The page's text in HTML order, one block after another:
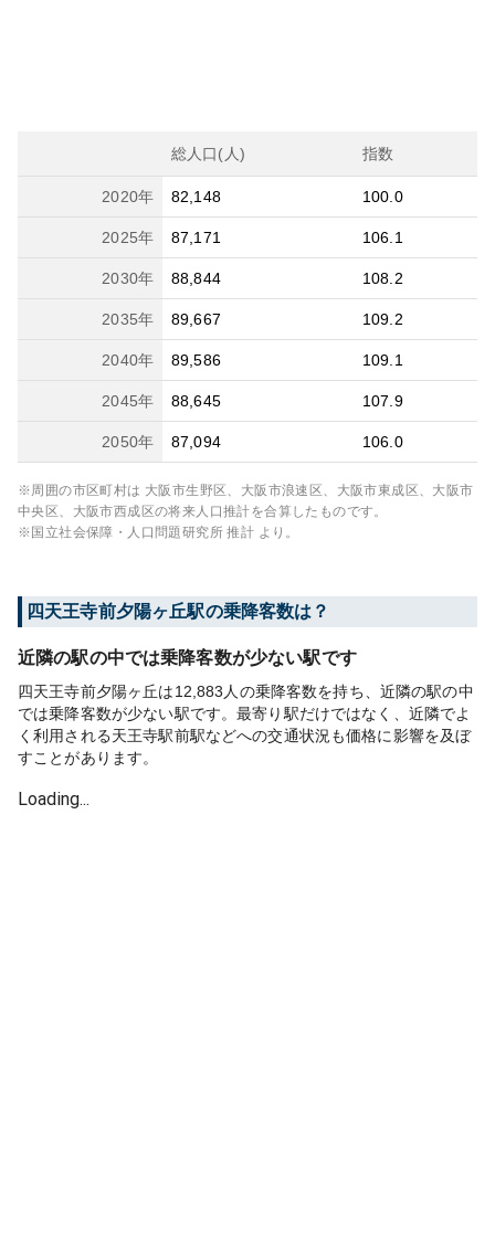
総人口(人) 指数
2020年 82,148 100.0
2025年 87,171 106.1
2030年 88,844 108.2
2035年 89,667 109.2
2040年 89,586 109.1
2045年 88,645 107.9
2050年 87,094 106.0
※周囲の市区町村は 大阪市生野区、大阪市浪速区、大阪市東成区、大阪市
中央区、大阪市西成区の将来人口推計を合算したものです。
※国立社会保障・人口問題研究所 推計 より。
四天王寺前夕陽ヶ丘駅の乗降客数は？
近隣の駅の中では乗降客数が少ない駅です
四天王寺前夕陽ヶ丘は12,883人の乗降客数を持ち、近隣の駅の中
では乗降客数が少ない駅です。最寄り駅だけではなく、近隣でよ
く利用される天王寺駅前駅などへの交通状況も価格に影響を及ぼ
すことがあります。
Loading...